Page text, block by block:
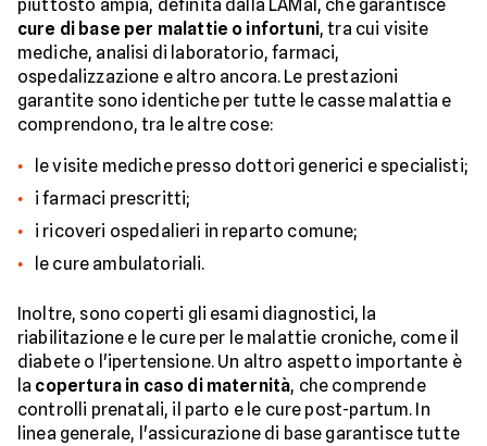
piuttosto ampia, definita dalla LAMal, che garantisce
cure di base per malattie o infortuni, tra cui visite
mediche, analisi di laboratorio, farmaci,
ospedalizzazione e altro ancora. Le prestazioni
garantite sono identiche per tutte le casse malattia e
comprendono, tra le altre cose:
le visite mediche presso dottori generici e specialisti;
i farmaci prescritti;
i ricoveri ospedalieri in reparto comune;
le cure ambulatoriali.
Inoltre, sono coperti gli esami diagnostici, la
riabilitazione e le cure per le malattie croniche, come il
diabete o l'ipertensione. Un altro aspetto importante è
la copertura in caso di maternità, che comprende
controlli prenatali, il parto e le cure post-partum. In
linea generale, l'assicurazione di base garantisce tutte